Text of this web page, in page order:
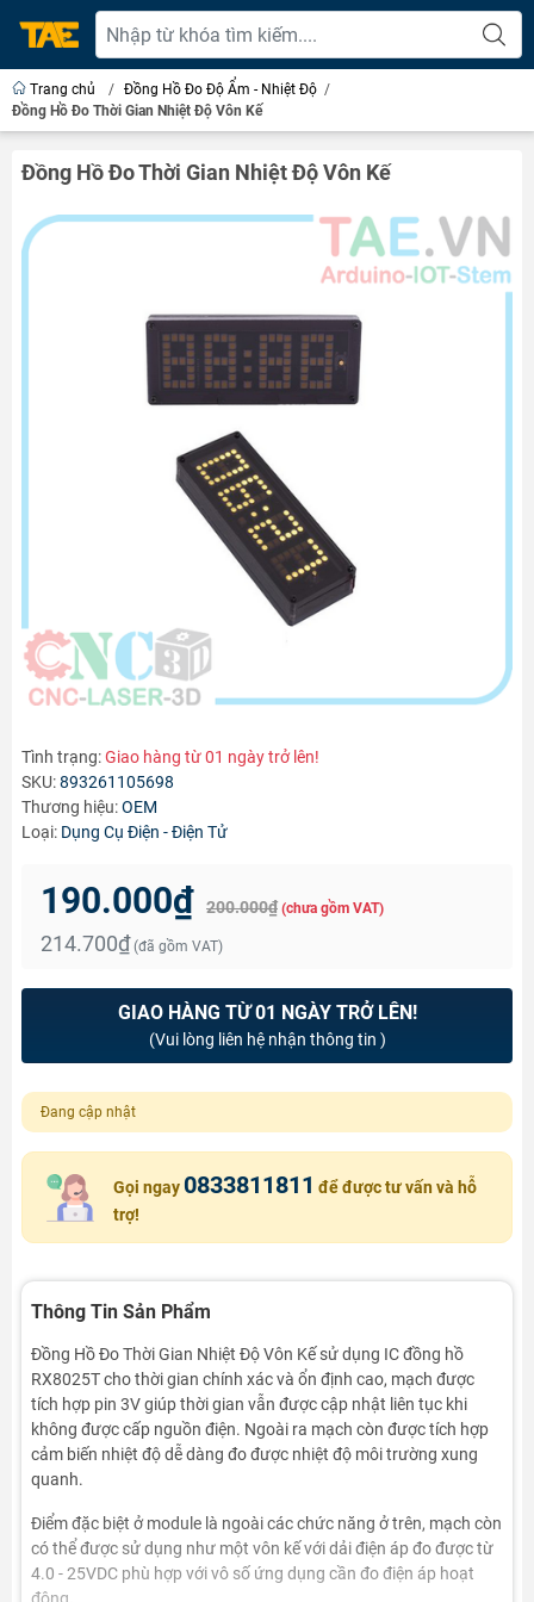
Trang chủ / Đồng Hồ Đo Độ Ẩm - Nhiệt Độ /
Đồng Hồ Đo Thời Gian Nhiệt Độ Vôn Kế
Đồng Hồ Đo Thời Gian Nhiệt Độ Vôn Kế
Tình trạng:Giao hàng từ 01 ngày trở lên!
SKU:893261105698
Thương hiệu:OEM
Loại: Dụng Cụ Điện - Điện Tử
190.000₫ 200.000₫ (chưa gồm VAT)
214.700₫ (đã gồm VAT)
GIAO HÀNG TỪ 01 NGÀY TRỞ LÊN!
(Vui lòng liên hệ nhận thông tin )
Đang cập nhật
Gọi ngay 0833811811 để được tư vấn và hỗ
trợ!
Thông Tin Sản Phẩm
Đồng Hồ Đo Thời Gian Nhiệt Độ Vôn Kế sử dụng IC đồng hồ
RX8025T cho thời gian chính xác và ổn định cao, mạch được
tích hợp pin 3V giúp thời gian vẫn được cập nhật liên tục khi
không được cấp nguồn điện. Ngoài ra mạch còn được tích hợp
cảm biến nhiệt độ dễ dàng đo được nhiệt độ môi trường xung
quanh.
Điểm đặc biệt ở module là ngoài các chức năng ở trên, mạch còn
có thể được sử dụng như một vôn kế với dải điện áp đo được từ
4.0 - 25VDC phù hợp với vô số ứng dụng cần đo điện áp hoạt